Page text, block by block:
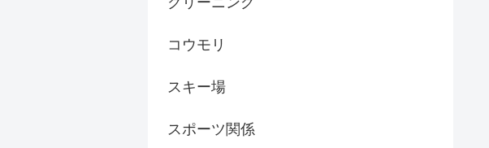
コウモリ
スキー場
スポーツ関係